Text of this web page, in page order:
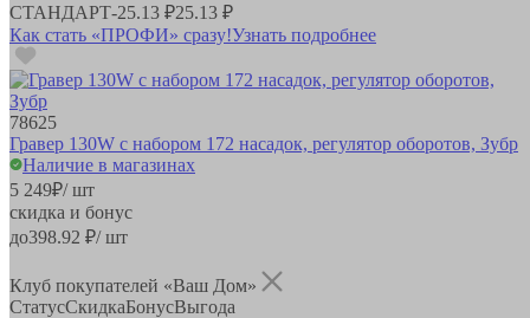
СТАНДАРТ-25.13 ₽25.13 ₽
Как стать «ПРОФИ» сразу!Узнать подробнее
78625
Гравер 130W с набором 172 насадок, регулятор оборотов, Зубр
Наличие в магазинах
5 249₽/ шт
скидка и бонус
до398.92 ₽/ шт
Клуб покупателей «Ваш Дом»
СтатусСкидкаБонусВыгода